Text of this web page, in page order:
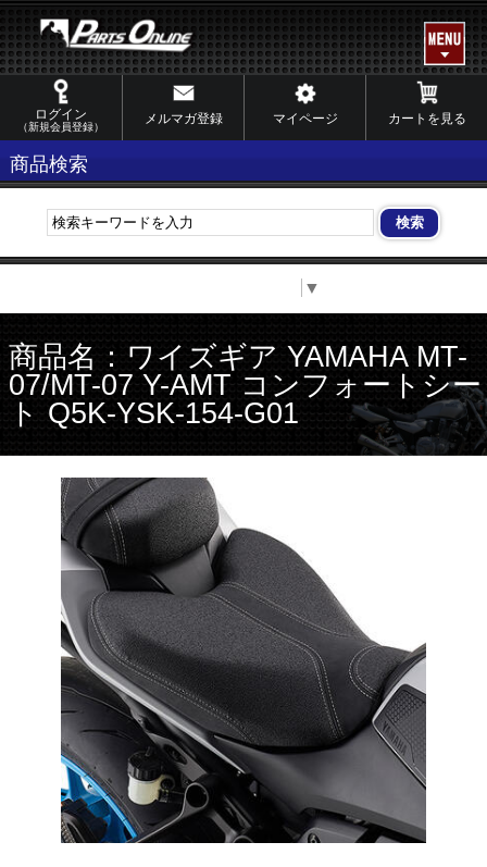
ログイン
（新規会員登録）
メルマガ登録 マイページ カートを見る
商品検索
▼
商品名：ワイズギア YAMAHA MT-
07/MT-07 Y-AMT コンフォートシー
ト Q5K-YSK-154-G01